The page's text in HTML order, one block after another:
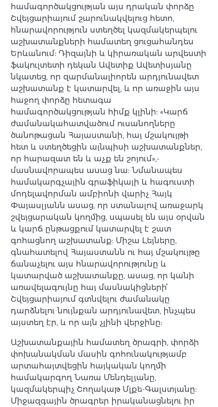
համագործակցության այս դրական փորձը
Շվեյցարիայում շարունակվելուց հետո,
հնարավորություն ստեղծել կազմակերպելու
աշխատանքների համատեղ ցուցահանդես
Երևանում: Դիզայնի և կիրառական արվեստի
ֆակուլտետի դեկան Ավետիք Ավետիսյանը
նկատեց, որ զարմանալիորեն արդյունավետ
աշխատանք է կատարվել, և որ առաջին այս
հաջող փորձը հետագա
համագործակցության հիմք կլինի: «Կարճ
ժամանակահատվածում ուսանողները
ծանոթացան Հայաստանի, հայ մշակույթի
հետ և ստեղծեցին այնպիսի աշխատանքներ,
որ հարազատ են և աչք են շոյում»,-
մասնավորապես ասաց նա: Նմանապես
համակարգչային գրաֆիկայի և հագուստի
մոդելավորման ամբիոնի վարիչ Հայկ
Փայասլյանն ասաց, որ ստանալով առաջարկ
շվեյցարական կողմից, սպասել են այս օրվան
և կարճ ընթացքում կատարվել է շատ
գոհացնող աշխատանք: Միշա Լեյները,
գնահատելով Հայաստանն ու հայ մշակույթը
ճանաչելու այս հնարավորությունը և
կատարված աշխատանքը, ասաց, որ կանի
առավելագույնը հայ մասնակիցների՝
Շվեյցարիայում գտնվելու ժամանակը
դարձնելու նույնքան արդյունավետ, ինչպես
այստեղ էր, և որ այն չլինի վերջինը:
Աշխատանքային համատեղ ծրագրի, փորձի
փոխանակման մասին գոհունակությամբ
արտահայտվեցին հայկական կողմի
համակարգող Նառա Մենդելյանը,
կազմակերպիչ Շողակաթ Մլքե-Գալստյանը:
Միջազգային ծրագրեր իրականացնելու իր